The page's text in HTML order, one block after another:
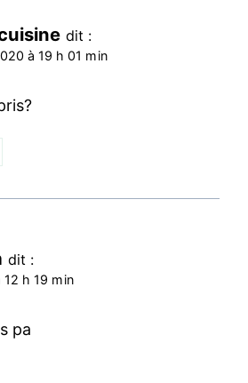
dit :
à 19 h 01 min
dit :
12 h 19 min
pa